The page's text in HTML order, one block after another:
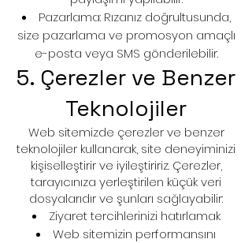
Pazarlama: Rızanız doğrultusunda,
size pazarlama ve promosyon amaçlı
e-posta veya SMS gönderilebilir.
5. Çerezler ve Benzer
Teknolojiler
Web sitemizde çerezler ve benzer
teknolojiler kullanarak, site deneyiminizi
kişiselleştirir ve iyileştiririz. Çerezler,
tarayıcınıza yerleştirilen küçük veri
dosyalarıdır ve şunları sağlayabilir:
Ziyaret tercihlerinizi hatırlamak
Web sitemizin performansını